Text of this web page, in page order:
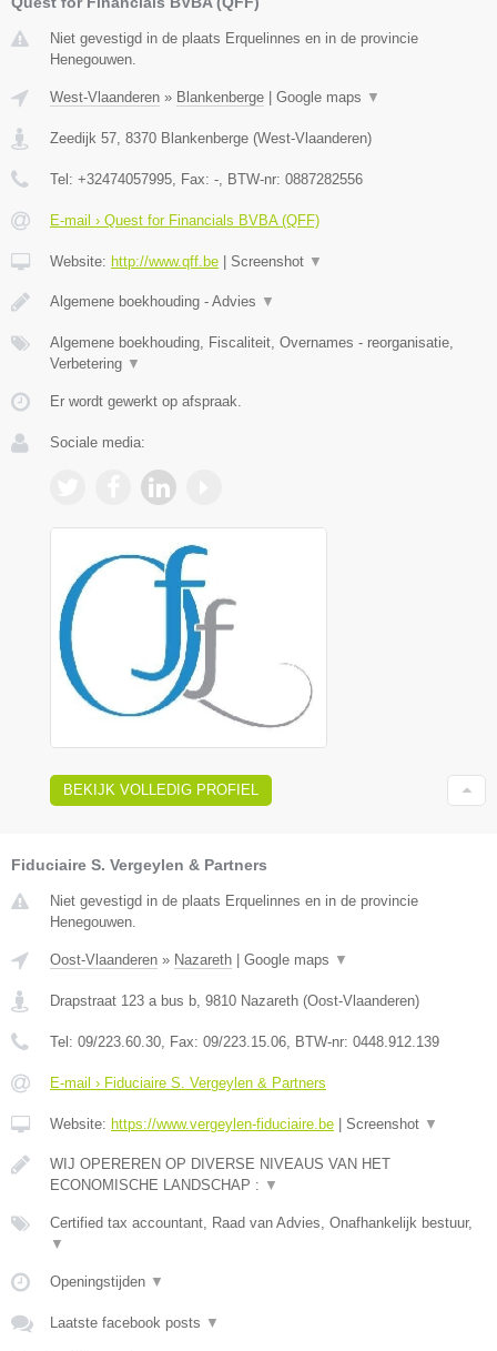
Niet gevestigd in de plaats Erquelinnes en in de provincie
Henegouwen.
West-Vlaanderen » Blankenberge Google maps ▼
Zeedijk 57, 8370 Blankenberge (West-Vlaanderen)
Tel: +32474057995, Fax: -, BTW-nr: 0887282556
E-mail › Quest for Financials BVBA (QFF)
Website: http://www.qff.be Screenshot ▼
Algemene boekhouding - Advies ▼
Algemene boekhouding, Fiscaliteit, Overnames - reorganisatie,
Verbetering ▼
Er wordt gewerkt op afspraak.
Sociale media:
BEKIJK VOLLEDIG PROFIEL
Fiduciaire S. Vergeylen & Partners
Niet gevestigd in de plaats Erquelinnes en in de provincie
Henegouwen.
Oost-Vlaanderen » Nazareth Google maps ▼
Drapstraat 123 a bus b 9810 Nazareth (Oost-Vlaanderen)
Tel: 09/223.60.30 , Fax: 09/223.15.06 , BTW-nr: 0448.912.139
E-mail › Fiduciaire S. Vergeylen & Partners
Website: https://www.vergeylen-fiduciaire.be Screenshot ▼
WIJ OPEREREN OP DIVERSE NIVEAUS VAN HET
ECONOMISCHE LANDSCHAP : ▼
Certified tax accountant, Raad van Advies, Onafhankelijk bestuur,
▼
Openingstijden ▼
Laatste facebook posts ▼